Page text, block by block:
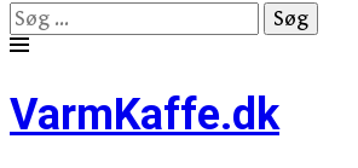
Søg
efter:
to
content
VarmKaffe.dk